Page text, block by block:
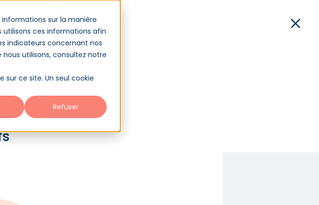
sur la manière
utilisons ces informations afin
indicateurs concernant nos
nous utilisons, consultez notre
sur ce site. Un seul cookie
Refuser
nous ?
: une